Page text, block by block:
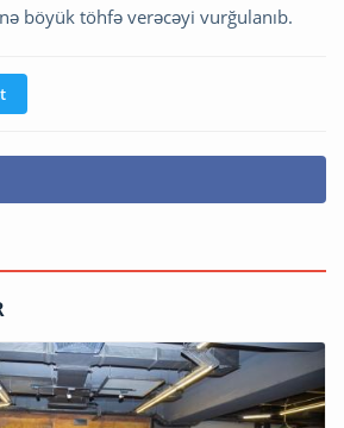
böyük töhfə verəcəyi vurğulanıb.